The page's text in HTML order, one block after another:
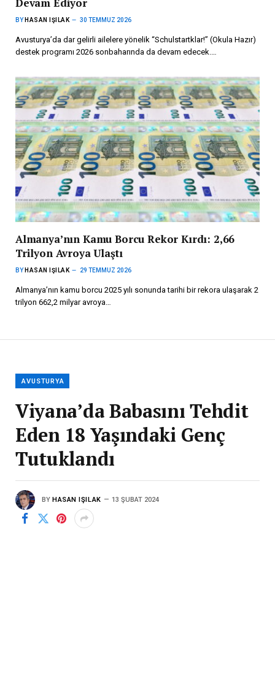
Devam Ediyor
BY HASAN IŞILAK 30 TEMMUZ 2026
Avusturya’da dar gelirli ailelere yönelik “Schulstartklar!” (Okula Hazır)
destek programı 2026 sonbaharında da devam edecek.…
Almanya’nın Kamu Borcu Rekor Kırdı: 2,66
Trilyon Avroya Ulaştı
BY HASAN IŞILAK 29 TEMMUZ 2026
Almanya’nın kamu borcu 2025 yılı sonunda tarihi bir rekora ulaşarak 2
trilyon 662,2 milyar avroya…
AVUSTURYA
Viyana’da Babasını Tehdit
Eden 18 Yaşındaki Genç
Tutuklandı
BY HASAN IŞILAK 13 ŞUBAT 2024